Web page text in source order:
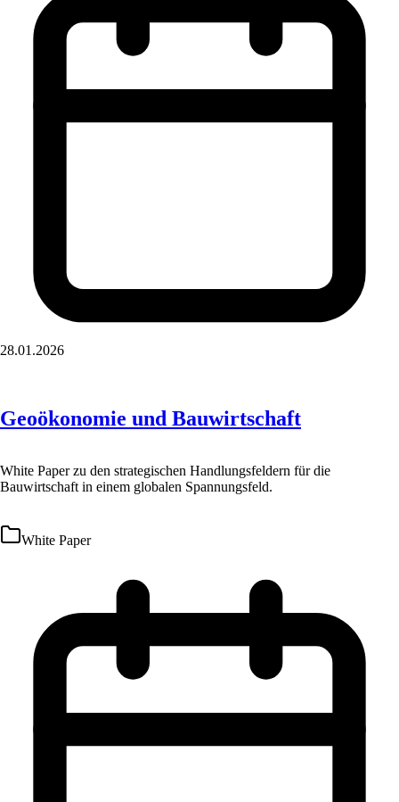
28.01.2026
Geoökonomie und Bauwirtschaft
White Paper zu den strategischen Handlungsfeldern für die
Bauwirtschaft in einem globalen Spannungsfeld.
White Paper